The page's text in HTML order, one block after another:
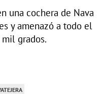
una cochera de Nava
y amenazó a todo el
grados.